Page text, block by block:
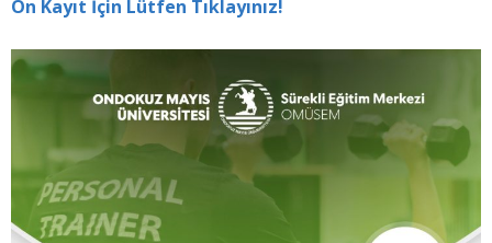
Ön Kayıt İçin Lütfen Tıklayınız!